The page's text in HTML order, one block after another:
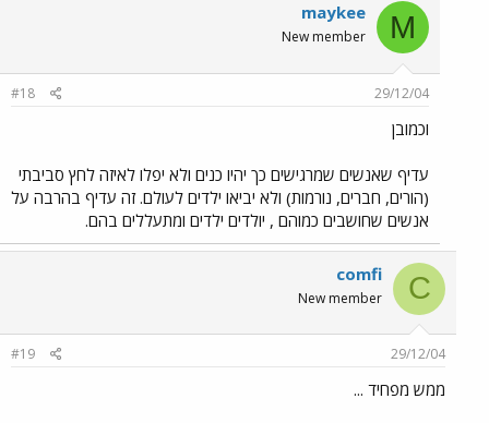
M
maykee
New member
29/12/04
#18
וכמובן
עדיף שאנשים שמרגישים כך יהיו כנים ולא יפלו לאיזה לחץ סביבתי
(הורים, חברים, נורמות) ולא יביאו ילדים לעולם. זה עדיף בהרבה על
אנשים שחושבים כמוהם , יולדים ילדים ומתעללים בהם.
C
comfi
New member
29/12/04
#19
ממש מפחיד ...